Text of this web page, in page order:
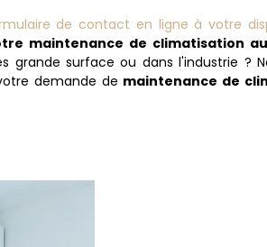
de contact en ligne à votre
maintenance de climatisation
grande surface ou dans l'industrie ?
demande de maintenance de